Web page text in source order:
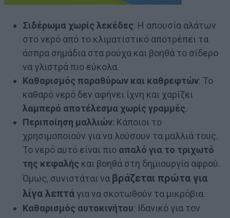
Σιδέρωμα χωρίς λεκέδες: Η απουσία αλάτων
στο νερό από το κλιματιστικό αποτρέπει τα
άσπρα σημάδια στα ρούχα και βοηθά το σίδερο
να γλιστρά πιο εύκολα.
Καθαρισμός παραθύρων και καθρεφτών: Το
καθαρό νερό δεν αφήνει ίχνη και χαρίζει
λαμπερό αποτέλεσμα χωρίς γραμμές.
Περιποίηση μαλλιών: Κάποιοι το
χρησιμοποιούν για να λούσουν τα μαλλιά τους.
Το νερό αυτό είναι πιο απαλό για το τριχωτό
της κεφαλής και βοηθά στη δημιουργία αφρού.
Όμως, συνιστάται να βράζεται πρώτα για
λίγα λεπτά για να σκοτωθούν τα μικρόβια.
Καθαρισμός αυτοκινήτου: Ιδανικό για τον